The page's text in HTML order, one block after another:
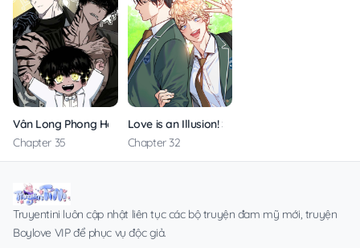
Vân Long Phong Hổ
Chapter 35
Love is an Illusion! Super Star
Chapter 32
Truyentini luôn cập nhật liên tục các bộ truyện đam mỹ mới, truyện
Boylove VIP để phục vụ độc giả.